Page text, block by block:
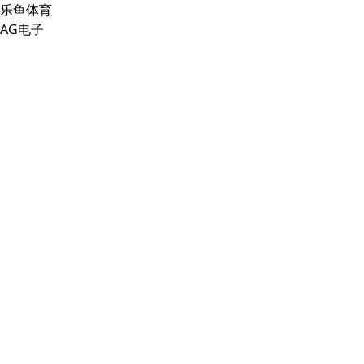
乐鱼体育
AG电子